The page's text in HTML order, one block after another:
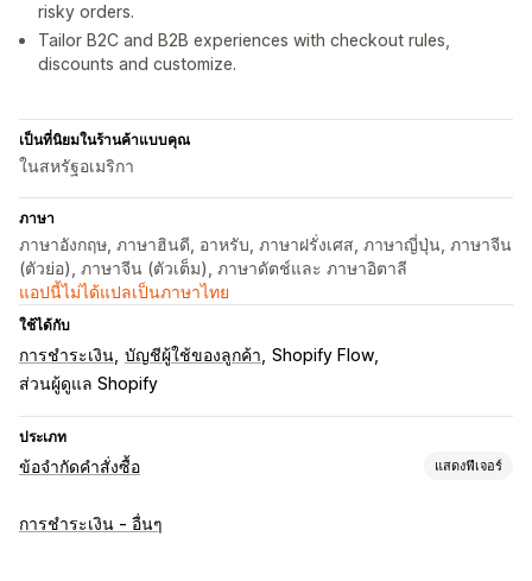
risky orders.
Tailor B2C and B2B experiences with checkout rules,
discounts and customize.
เป็นที่นิยมในร้านค้าแบบคุณ
ในสหรัฐอเมริกา
ภาษา
ภาษาอังกฤษ, ภาษาฮินดี, อาหรับ, ภาษาฝรั่งเศส, ภาษาญี่ปุ่น, ภาษาจีน
(ตัวย่อ), ภาษาจีน (ตัวเต็ม), ภาษาดัตช์และ ภาษาอิตาลี
แอปนี้ไม่ได้แปลเป็นภาษาไทย
ใช้ได้กับ
การชำระเงิน บัญชีผู้ใช้ของลูกค้า Shopify Flow
ส่วนผู้ดูแล Shopify
ประเภท
ข้อจำกัดคำสั่งซื้อ แสดงฟีเจอร์
กฎการจำกัด
การชำระเงิน - อื่นๆ